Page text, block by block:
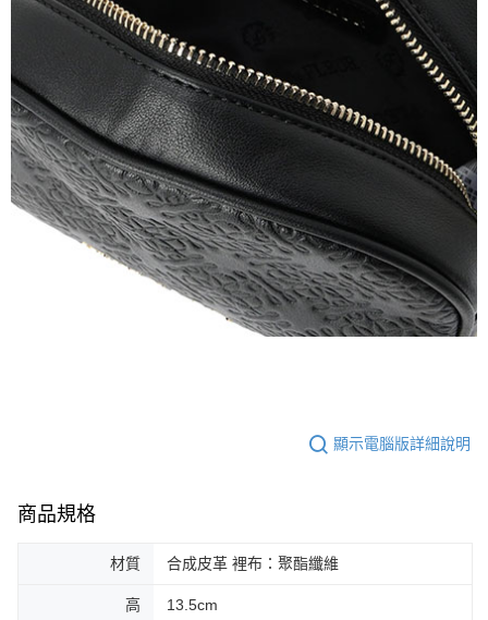
顯示電腦版詳細說明
商品規格
材質 合成皮革 裡布：聚酯纖維
高 13.5cm